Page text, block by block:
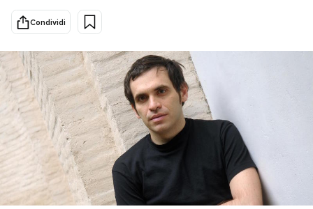
Scienza
Economia
Sport
Altrecose
Mondiali calcio 2026
PODCAST
NEWSLETTER
Condividi